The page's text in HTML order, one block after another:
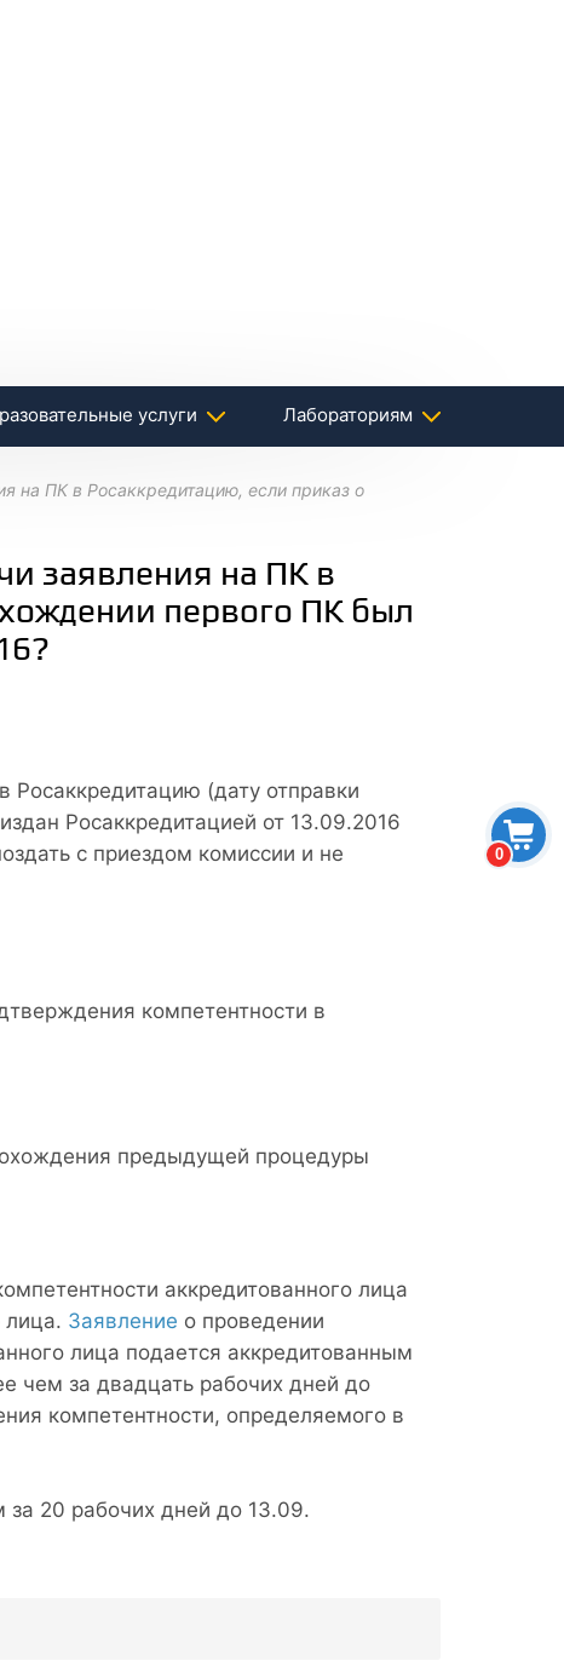
0
услуги Лабораториям
на ПК в Росаккредитацию, если приказ о
заявления на ПК в
первого ПК был
Росаккредитацию (дату отправки
Росаккредитацией от 13.09.2016
с приездом комиссии и не
компетентности в
предыдущей процедуры
аккредитованного лица
лица. Заявление о проведении
лица подается аккредитованным
чем за двадцать рабочих дней до
компетентности, определяемого в
20 рабочих дней до 13.09.